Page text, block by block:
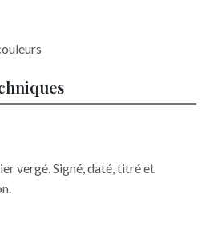
vergé. Signé, daté, titré et